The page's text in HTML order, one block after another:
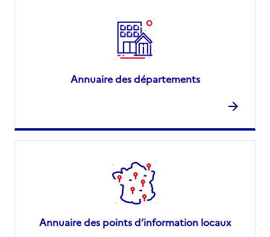
Annuaire des départements
Annuaire des points d’information locaux